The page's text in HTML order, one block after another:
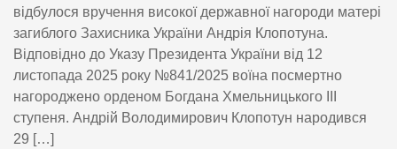
відбулося вручення високої державної нагороди матері
загиблого Захисника України Андрія Клопотуна.
Відповідно до Указу Президента України від 12
листопада 2025 року №841/2025 воїна посмертно
нагороджено орденом Богдана Хмельницького ІІІ
ступеня. Андрій Володимирович Клопотун народився
29 […]